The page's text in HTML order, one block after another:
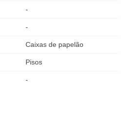
-
-
Caixas de papelão
Pisos
-